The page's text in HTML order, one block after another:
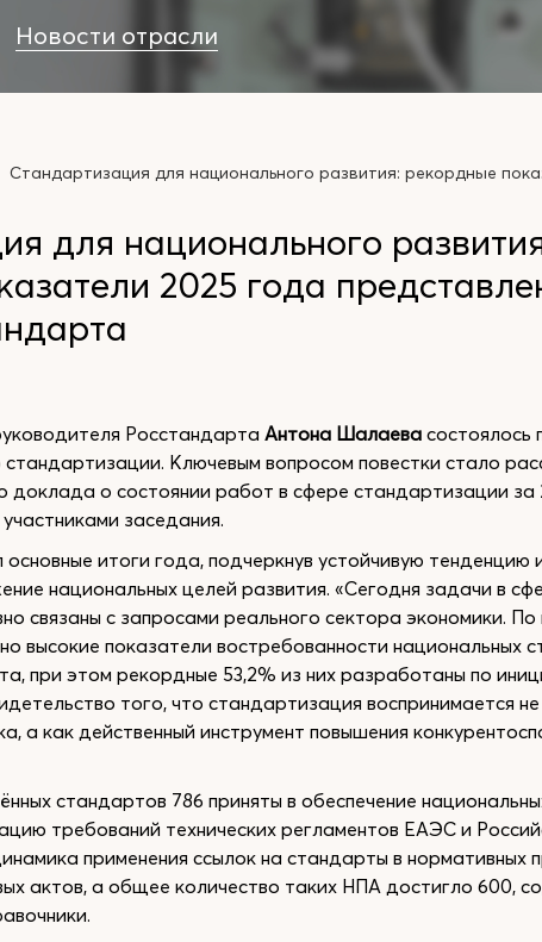
Новости отрасли
Стандартизация для национального развития: рекордные
для национального
2025 года
Росстандарта Антона Шалаева состоялось
Ключевым вопросом повестки стало
доклада о состоянии работ в сфере стандартизации за
заседания.
итоги года, подчеркнув устойчивую тенденцию
национальных целей развития. «Сегодня задачи в
связаны с запросами реального сектора экономики.
высокие показатели востребованности национальных
при этом рекордные 53,2% из них разработаны по
того, что стандартизация воспринимается
а как действенный инструмент повышения
стандартов 786 приняты в обеспечение
требований технических регламентов ЕАЭС и
применения ссылок на стандарты в нормативных
актов, а общее количество таких НПА достигло 600,